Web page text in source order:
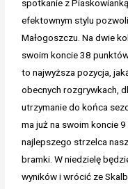
spotkanie z
efektownym stylu
Małogoszczu. Na dwie
swoim koncie 38
to najwyższa pozycja,
obecnych rozgrywkach,
utrzymanie do końca
ma już na swoim koncie
najlepszego strzelca
bramki. W niedzielę
wyników i wrócić ze